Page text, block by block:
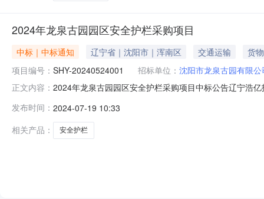
2024年龙泉古园园区安全护栏采购项目
中标｜中标通知 辽宁省｜沈阳市｜浑南区 交通运输
货物
项目编号： SHY-20240524001 招标单位： 沈阳市龙泉古园有限公
正文内容： 2024年龙泉古园园区安全护栏采购项目中标公告辽宁浩
中标人：辽宁昌德建筑工程有限公司中标内容：2024年
丽凤、
发布时间： 2024-07-19 10:33
相关产品：
安全护栏